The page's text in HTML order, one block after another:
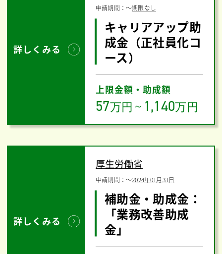
詳しくみる
申請期間：〜期限なし
キャリアアップ助
成金（正社員化コ
ース）
上限金額・助成額
57万円 ～ 1,140万円
詳しくみる
厚生労働省
申請期間：〜2024年01月31日
補助金・助成金：
「業務改善助成
金」